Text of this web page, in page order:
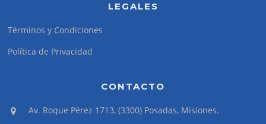
LEGALES
Términos y Condiciones
Política de Privacidad
CONTACTO
Av. Roque Pérez 1713, (3300) Posadas, Misiones.